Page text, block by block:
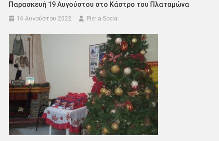
Παρασκευή 19 Αυγούστου στο Κάστρο του Πλαταμώνα
16 Αυγούστου 2022 Pieria Social